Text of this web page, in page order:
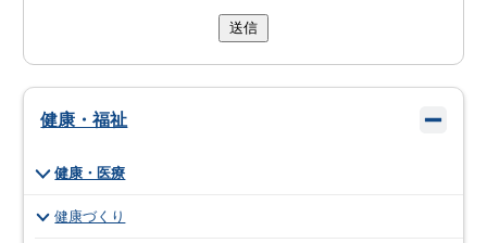
送信
健康・福祉
健康・医療
健康づくり